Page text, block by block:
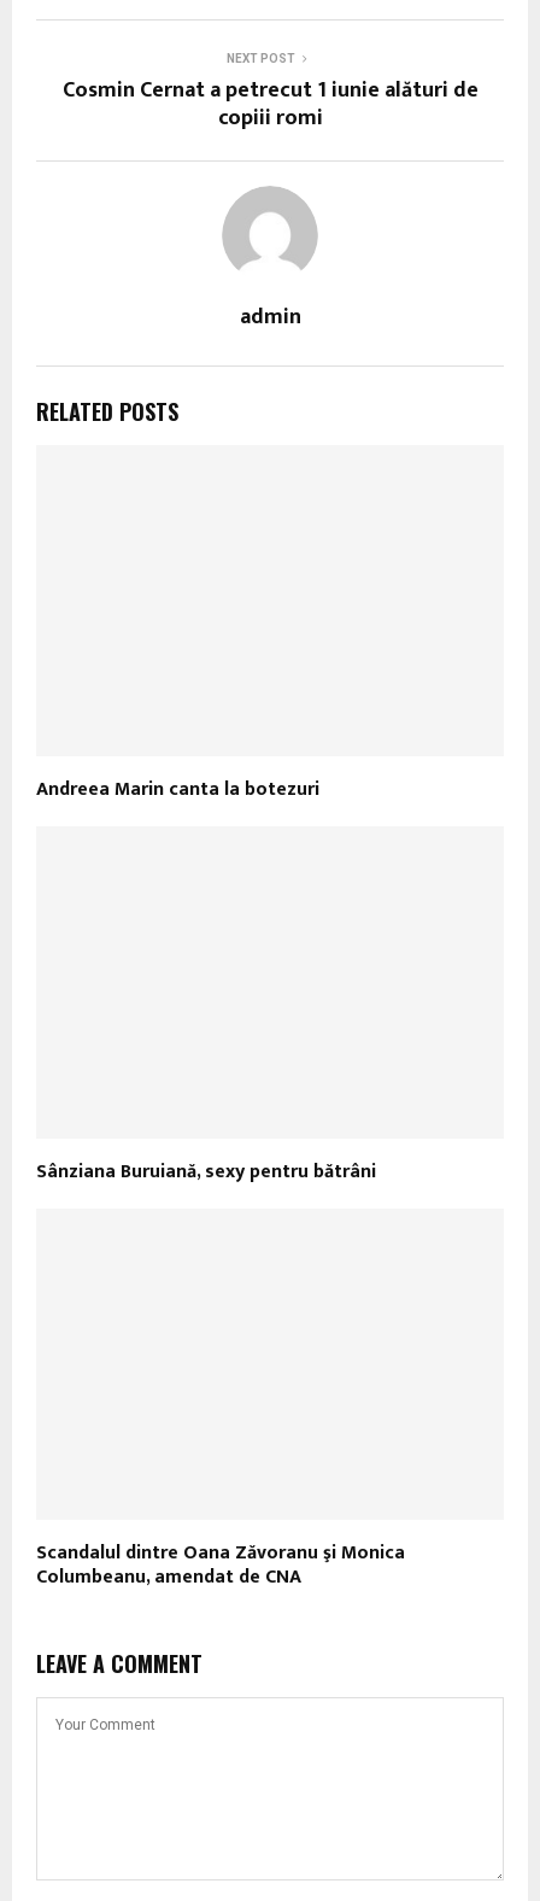
NEXT POST
Cosmin Cernat a petrecut 1 iunie alături de
copiii romi
admin
RELATED POSTS
Andreea Marin canta la botezuri
Sânziana Buruiană, sexy pentru bătrâni
Scandalul dintre Oana Zăvoranu şi Monica
Columbeanu, amendat de CNA
LEAVE A COMMENT